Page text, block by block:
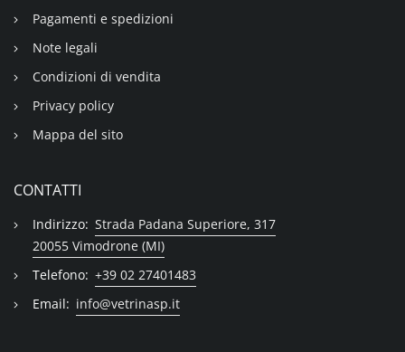
Pagamenti e spedizioni
Note legali
Condizioni di vendita
Privacy policy
Mappa del sito
CONTATTI
Indirizzo: Strada Padana Superiore, 317
20055 Vimodrone (MI)
Telefono: +39 02 27401483
Email: info@vetrinasp.it